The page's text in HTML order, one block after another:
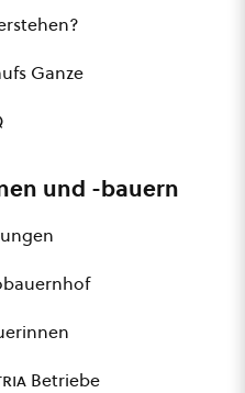
Ganze
und -bauern
Betriebe